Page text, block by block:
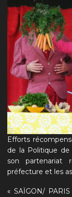
Efforts
de la Politique de
son partenariat
préfecture et les
« SAÏGON/